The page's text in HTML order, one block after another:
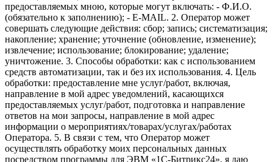
предоставляемых мною, которые могут включать: - Ф.И.О.
(обязательно к заполнению); - E-MAIL. 2. Оператор может
совершать следующие действия: сбор; запись; систематизация;
накопление; хранение; уточнение (обновление, изменение);
извлечение; использование; блокирование; удаление;
уничтожение. 3. Способы обработки: как с использованием
средств автоматизации, так и без их использования. 4. Цель
обработки: предоставление мне услуг/работ, включая,
направление в мой адрес уведомлений, касающихся
предоставляемых услуг/работ, подготовка и направление
ответов на мои запросы, направление в мой адрес
информации о мероприятиях/товарах/услугах/работах
Оператора. 5. В связи с тем, что Оператор может
осуществлять обработку моих персональных данных
посредством программы для ЭВМ «1С-Битрикс24», я даю